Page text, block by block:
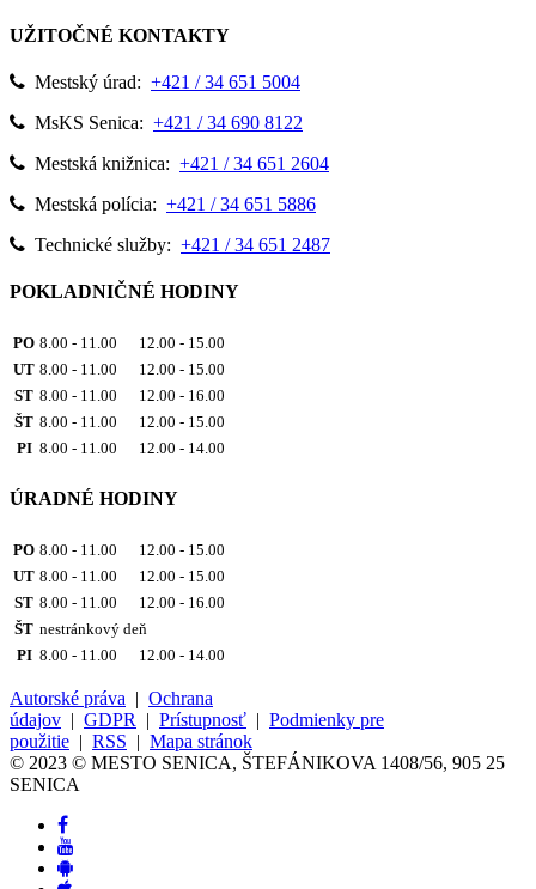
UŽITOČNÉ KONTAKTY
Mestský úrad: +421 / 34 651 5004
MsKS Senica: +421 / 34 690 8122
Mestská knižnica: +421 / 34 651 2604
Mestská polícia: +421 / 34 651 5886
Technické služby: +421 / 34 651 2487
POKLADNIČNÉ HODINY
PO 8.00 - 11.00 12.00 - 15.00
UT 8.00 - 11.00 12.00 - 15.00
ST 8.00 - 11.00 12.00 - 16.00
ŠT 8.00 - 11.00 12.00 - 15.00
PI 8.00 - 11.00 12.00 - 14.00
ÚRADNÉ HODINY
PO 8.00 - 11.00 12.00 - 15.00
UT 8.00 - 11.00 12.00 - 15.00
ST 8.00 - 11.00 12.00 - 16.00
ŠT nestránkový deň
PI 8.00 - 11.00 12.00 - 14.00
Autorské práva | Ochrana
údajov | GDPR | Prístupnosť | Podmienky pre
použitie | RSS | Mapa stránok
© 2023 © MESTO SENICA, ŠTEFÁNIKOVA 1408/56, 905 25
SENICA